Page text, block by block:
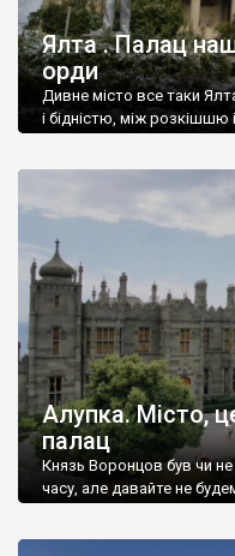
Ялта . Палац
орди
Дивне місто все таки
і бідністю, між розкішшю
Алупка. Місто,
палац
Князь Воронцов був чи
часу, але давайте не